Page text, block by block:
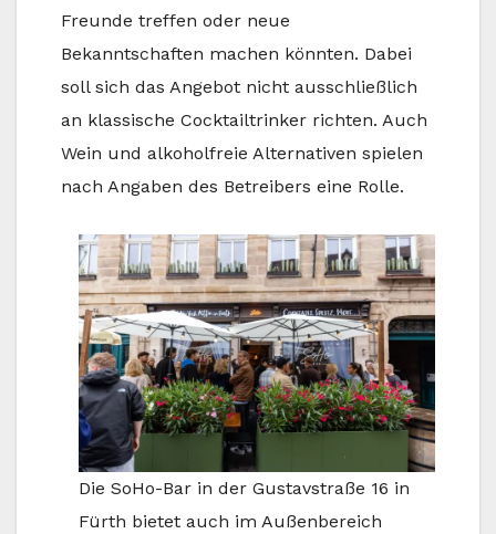
Freunde treffen oder neue
Bekanntschaften machen könnten. Dabei
soll sich das Angebot nicht ausschließlich
an klassische Cocktailtrinker richten. Auch
Wein und alkoholfreie Alternativen spielen
nach Angaben des Betreibers eine Rolle.
Die SoHo-Bar in der Gustavstraße 16 in
Fürth bietet auch im Außenbereich